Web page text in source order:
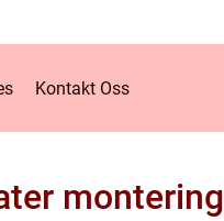
Kontakt Oss
montering